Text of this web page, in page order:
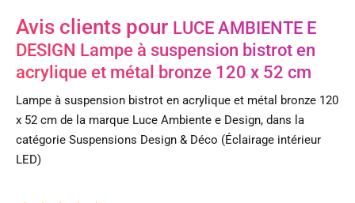
Avis clients pour LUCE AMBIENTE E
DESIGN Lampe à suspension bistrot en
acrylique et métal bronze 120 x 52 cm
Lampe à suspension bistrot en acrylique et métal bronze 120
x 52 cm de la marque Luce Ambiente e Design, dans la
catégorie Suspensions Design & Déco (Éclairage intérieur
LED)